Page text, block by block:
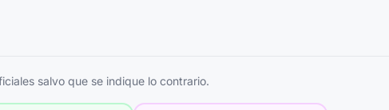
salvo que se indique lo contrario.